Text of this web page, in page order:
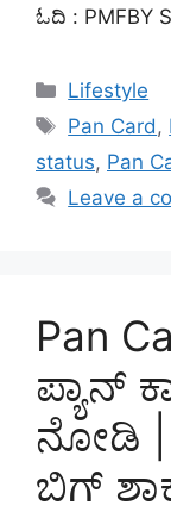
ಓದಿ : PMFBY
Categories
Lifestyle
Tags
Pan Card ,
status, Pan
Leave a
Pan
ಪ್ಯಾನ್
ನೋಡಿ |
ಬಿಗ್